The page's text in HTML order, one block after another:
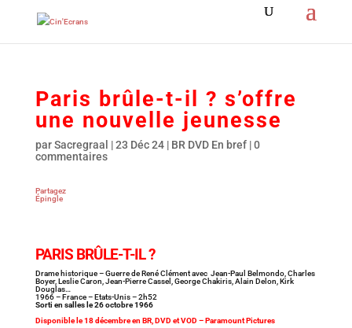
Paris brûle-t-il ? s’offre
une nouvelle jeunesse
parSacregraal |23 Déc 24| BR DVD En bref|0
commentaires
Partagez
Épingle
PARIS BRÛLE-T-IL ?
Drame historique – Guerre de René Clément avec Jean-Paul Belmondo, Charles
Boyer, Leslie Caron, Jean-Pierre Cassel, George Chakiris, Alain Delon, Kirk
Douglas…
1966 – France – Etats-Unis – 2h52
Sorti en salles le 26 octobre 1966
Disponible le 18 décembre en BR, DVD et VOD – Paramount Pictures